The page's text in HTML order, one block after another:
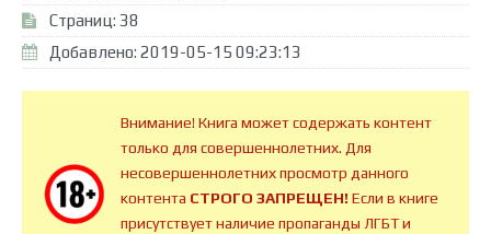
Страниц: 38
Добавлено: 2019-05-15 09:23:13
Внимание! Книга может содержать контент
только для совершеннолетних. Для
несовершеннолетних просмотр данного
контента СТРОГО ЗАПРЕЩЕН!Если в книге
присутствует наличие пропаганды ЛГБТ и